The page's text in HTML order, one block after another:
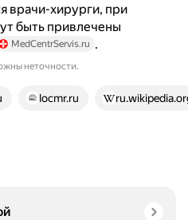
врачи-хирурги, при
быть привлечены
MedCentrServis.ru .
неточности.
locmr.ru